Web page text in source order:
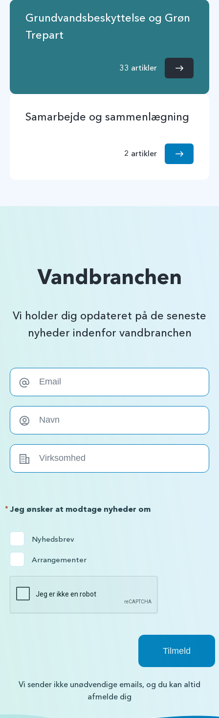
Grundvandsbeskyttelse og Grøn
Trepart
33 artikler
Samarbejde og sammenlægning
2 artikler
Vandbranchen
Vi holder dig opdateret på de seneste
nyheder indenfor vandbranchen
Jeg ønsker at modtage nyheder om
*
Nyhedsbrev
Arrangementer
Vi sender ikke unødvendige emails, og du kan altid
afmelde dig